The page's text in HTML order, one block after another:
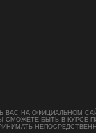
ВАС НА ОФИЦИАЛЬНОМ
СМОЖЕТЕ БЫТЬ В КУРСЕ